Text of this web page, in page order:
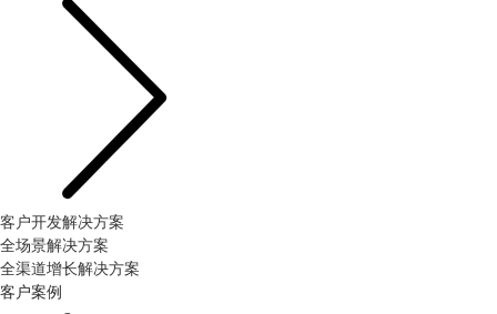
客户开发解决方案
全场景解决方案
全渠道增长解决方案
客户案例